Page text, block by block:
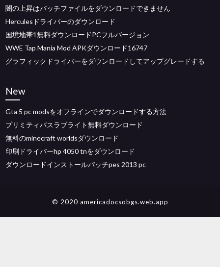
闇の上昇はパッチファイルをダウンロードできません
Herculesドライバーのダウンロード
国境地帯1無料ダウンロードPCフルバージョン
WWE Tap Mania Mod APKダウンロード16747
グラフィックドライバーをダウンロードしてアップグレードする
New
Gta 5 pc modsをオフラインでダウンロードする方法
プリミティバスラブライト無料ダウンロード
無料のminecraft worldsダウンロード
印刷ドライバーhp 4050 tnをダウンロード
ダウンロードインストールパッチpes 2013 pc
© 2020 americadocsobgs.web.app